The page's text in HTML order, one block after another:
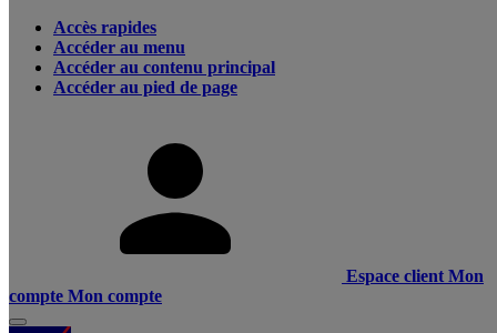
Accès rapides
Accéder au menu
Accéder au contenu principal
Accéder au pied de page
Espace client Mon
compte Mon compte